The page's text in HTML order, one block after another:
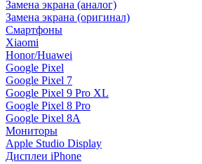
Замена экрана (аналог)
Замена экрана (оригинал)
Смартфоны
Xiaomi
Honor/Huawei
Google Pixel
Google Pixel 7
Google Pixel 9 Pro XL
Google Pixel 8 Pro
Google Pixel 8A
Мониторы
Apple Studio Display
Дисплеи iPhone